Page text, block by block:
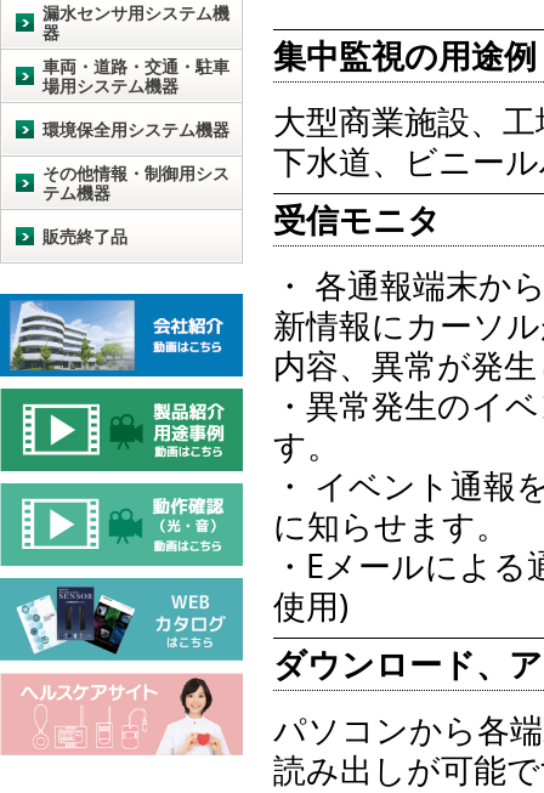
集中監視の用途例
大型商業施設、
下水道、ビニー
受信モニタ
・ 各通報端末か
新情報にカーソ
内容、異常が発
・異常発生のイ
す。
・ イベント通報
に知らせます。
・Eメールによ
使用)
ダウンロード、
パソコンから各
読み出しが可能
漏水センサ用システム機
器
車両・道路・交通・駐車
場用システム機器
環境保全用システム機器
その他情報・制御用シス
テム機器
販売終了品